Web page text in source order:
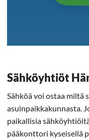
Sähköyhtiöt
Sähköä voi ostaa
asuinpaikkakunnasta.
paikallisia
pääkonttori kyseisellä